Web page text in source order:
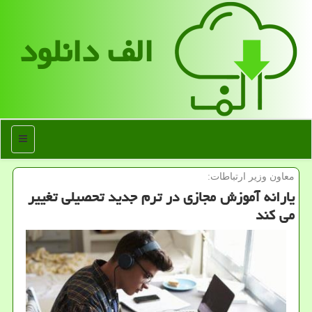
الف دانلود
منو
معاون وزیر ارتباطات:
یارانه آموزش مجازی در ترم جدید تحصیلی تغییر
می كند